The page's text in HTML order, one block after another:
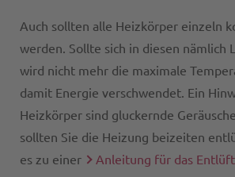
Auch sollten alle Heizkörper einzeln
werden. Sollte sich in diesen nämlich
wird nicht mehr die maximale
damit Energie verschwendet. Ein
Heizkörper sind gluckernde
sollten Sie die Heizung beizeiten
es zu einer
Anleitung für das